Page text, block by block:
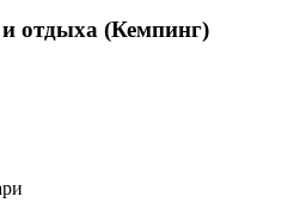
отдыха (Кемпинг)